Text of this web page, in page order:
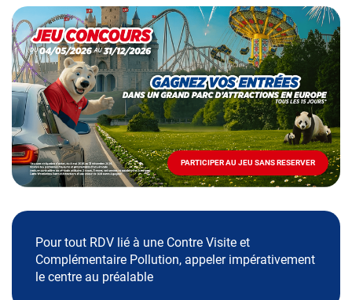
Opération
spéciale
Mai
-
Décembre
2026
Locations
PARTICIPER AU JEU SANS RESERVER
PARTICIPER
AU
JEU
RESERVER
Pour tout RDV lié à une Contre Visite et
Complémentaire Pollution, appeler impérativement
le centre au préalable